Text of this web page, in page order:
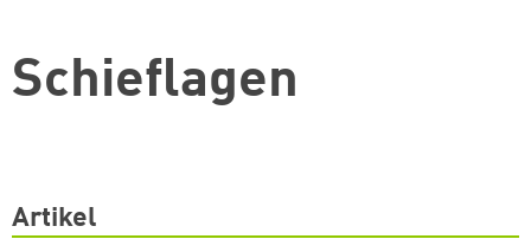
Schieflagen
Artikel